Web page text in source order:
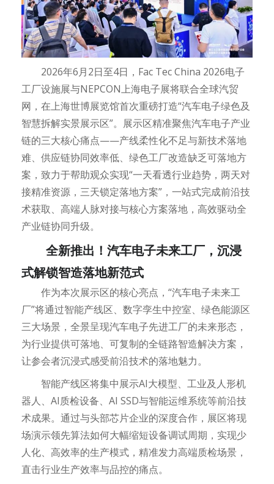
2026年6月2日至4日，Fac Tec China 2026电子
工厂设施展与NEPCON上海电子展将联合全球汽贸
网，在上海世博展览馆首次重磅打造“汽车电子绿色及
智慧拆解实景展示区”。展示区精准聚焦汽车电子产业
链的三大核心痛点——产线柔性化不足与新技术落地
难、供应链协同效率低、绿色工厂改造缺乏可落地方
案，致力于帮助观众实现“一天看透行业趋势，两天对
接精准资源，三天锁定落地方案”，一站式完成前沿技
术获取、高端人脉对接与核心方案落地，高效驱动全
产业链协同升级。
全新推出！汽车电子未来工厂，沉浸
式解锁智造落地新范式
作为本次展示区的核心亮点，“汽车电子未来工
厂”将通过智能产线区、数字孪生中控室、绿色能源区
三大场景，全景呈现汽车电子先进工厂的未来形态，
为行业提供可落地、可复制的全链路智造解决方案，
让参会者沉浸式感受前沿技术的落地魅力。
智能产线区将集中展示AI大模型、工业及人形机
器人、AI质检设备、AI SSD与智能运维系统等前沿技
术成果。通过与头部芯片企业的深度合作，展区将现
场演示领先算法如何大幅缩短设备调试周期，实现少
人化、高效率的生产模式，精准发力高端质检场景，
直击行业生产效率与品控的痛点。